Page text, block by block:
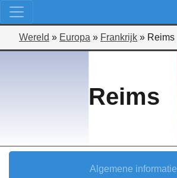
Wereld » Europa » Frankrijk » Reims
Reims
Algemene informatie